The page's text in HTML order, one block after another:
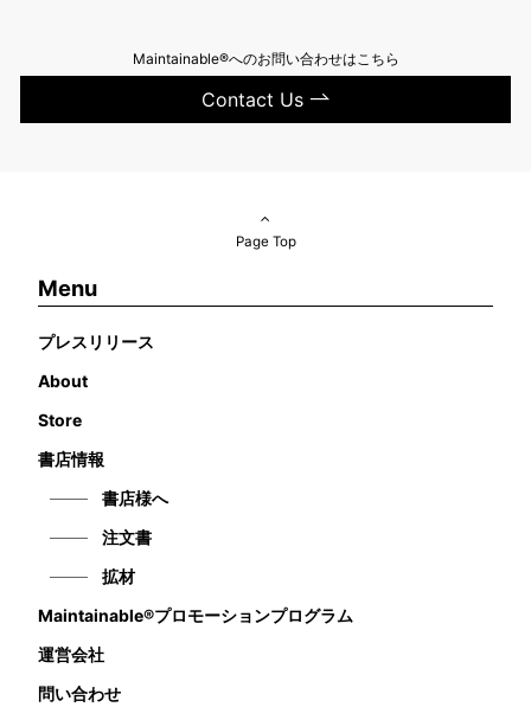
Maintainable®へのお問い合わせはこちら
Contact Us
Page Top
Menu
プレスリリース
About
Store
書店情報
書店様へ
注文書
拡材
Maintainable®プロモーションプログラム
運営会社
問い合わせ